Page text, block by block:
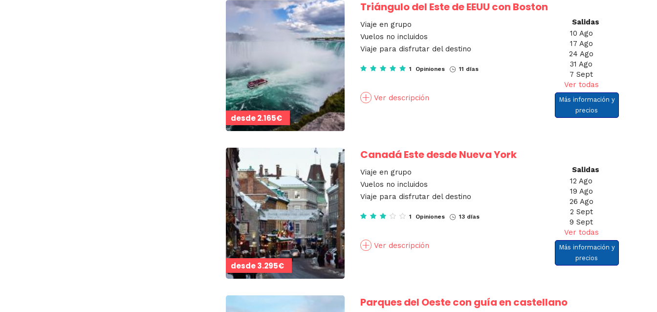
desde2.165€
Triángulo del Este de EEUU con Boston
Viaje en grupo
Vuelos no incluidos
Viaje para disfrutar del destino
1 Opiniones 11 días
Ver descripción
Salidas
10 Ago
17 Ago
24 Ago
31 Ago
7 Sept
Ver todas
Más información y
precios
desde3.295€
Canadá Este desde Nueva York
Viaje en grupo
Vuelos no incluidos
Viaje para disfrutar del destino
1 Opiniones 13 días
Ver descripción
Salidas
12 Ago
19 Ago
26 Ago
2 Sept
9 Sept
Ver todas
Más información y
precios
Parques del Oeste con guía en castellano